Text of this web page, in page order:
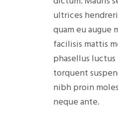
ultrices
quam eu augue
facilisis mattis
phasellus luctus
torquent
nibh proin
neque ante.